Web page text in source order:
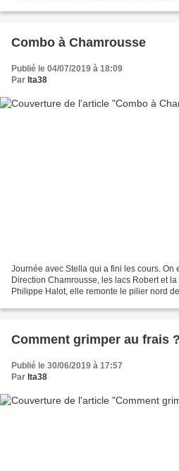
Combo à Chamrousse
Publié le 04/07/2019 à 18:09
Par lta38
Journée avec Stella qui a fini les cours. On
Direction Chamrousse, les lacs Robert et
Philippe Halot, elle remonte le pilier nord
Comment grimper au frais ?
Publié le 30/06/2019 à 17:57
Par lta38